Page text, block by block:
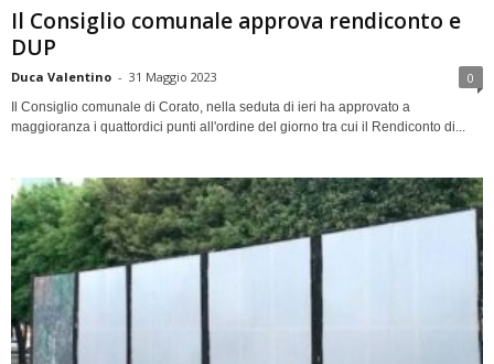
Il Consiglio comunale approva rendiconto e
DUP
Duca Valentino - 31 Maggio 2023 0
Il Consiglio comunale di Corato, nella seduta di ieri ha approvato a
maggioranza i quattordici punti all'ordine del giorno tra cui il Rendiconto di...